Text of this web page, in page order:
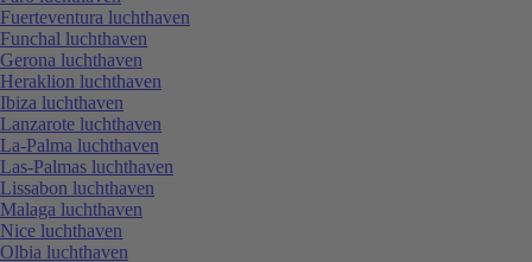
Fuerteventura luchthaven
Funchal luchthaven
Gerona luchthaven
Heraklion luchthaven
Ibiza luchthaven
Lanzarote luchthaven
La-Palma luchthaven
Las-Palmas luchthaven
Lissabon luchthaven
Malaga luchthaven
Nice luchthaven
Olbia luchthaven